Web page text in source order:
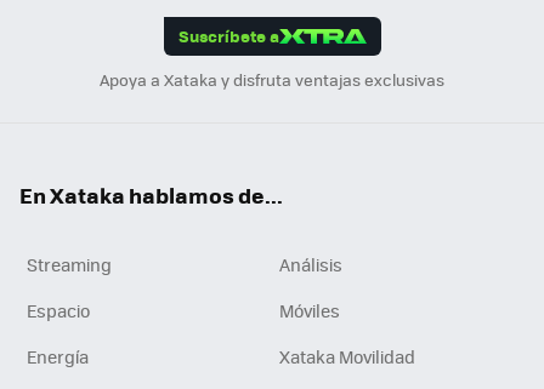
Suscríbete a
Apoya a Xataka y disfruta ventajas exclusivas
En Xataka hablamos de...
Streaming
Análisis
Espacio
Móviles
Energía
Xataka Movilidad